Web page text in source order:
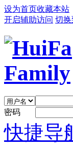
设为首页收藏本站
开启辅助访问 切换
密码
快捷导